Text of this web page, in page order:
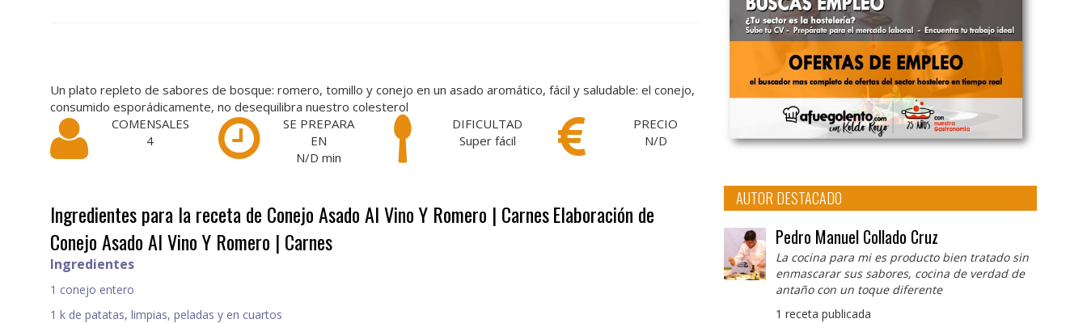
Un plato repleto de sabores de bosque: romero, tomillo y conejo en un asado aromático, fácil y saludable: el conejo,
consumido esporádicamente, no desequilibra nuestro colesterol
COMENSALES
4
SE PREPARA
EN
N/D min
DIFICULTAD
Super fácil
PRECIO
N/D
Ingredientes para la receta de Conejo Asado Al Vino Y Romero | CarnesElaboración de
Conejo Asado Al Vino Y Romero | Carnes
Ingredientes
1 conejo entero
1 k de patatas, limpias, peladas y en cuartos
AUTOR DESTACADO
Pedro Manuel Collado Cruz
La cocina para mi es producto bien tratado sin
enmascarar sus sabores, cocina de verdad de
antaño con un toque diferente
1 receta publicada